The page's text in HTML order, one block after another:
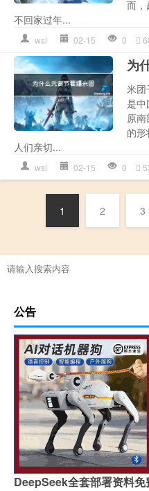
而，
不回家过年...
wsl 02-15 0
为
米团
是中
原
的
人们亲切...
wsl 02-15 0
1 2 3
公告
DeepSeek全套部署资料免